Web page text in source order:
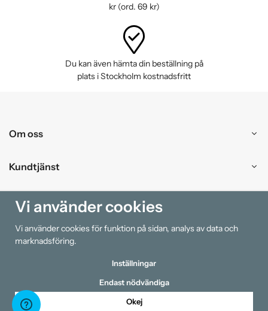
kr (ord. 69 kr)
Du kan även hämta din beställning på
plats i Stockholm kostnadsfritt
Om oss
Kundtjänst
Handla
Information
Vi använder cookies
Vi använder cookies för funktion på sidan, analys av data och
marknadsföring.
Inställningar
Endast nödvändiga
Okej